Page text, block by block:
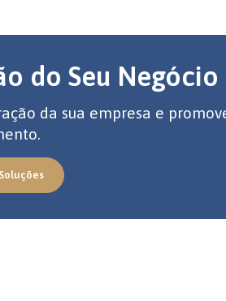
do Seu Negócio
da sua empresa e